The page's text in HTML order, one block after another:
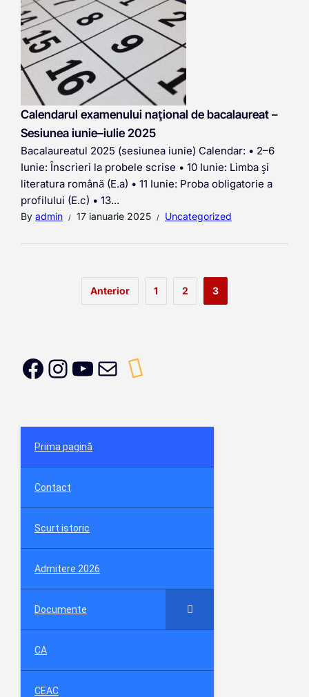
Calendarul examenului național de bacalaureat –
Sesiunea iunie–iulie 2025
Bacalaureatul 2025 (sesiunea iunie) Calendar: • 2–6
Iunie: Înscrieri la probele scrise • 10 Iunie: Limba și
literatura română (E.a) • 11 Iunie: Proba obligatorie a
profilului (E.c) • 13...
By admin 17 ianuarie 2025 Uncategorized
Anterior 1 2 3
Prima pagină
Contact
Scurt istoric
Admitere 2026
Documente
CA
CEAC